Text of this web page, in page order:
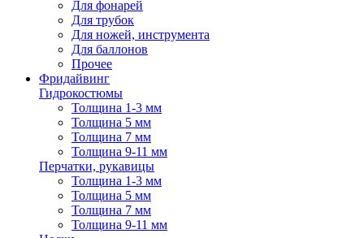
Для фонарей
Для трубок
Для ножей, инструмента
Для баллонов
Прочее
Фридайвинг
Гидрокостюмы
Толщина 1-3 мм
Толщина 5 мм
Толщина 7 мм
Толщина 9-11 мм
Перчатки, рукавицы
Толщина 1-3 мм
Толщина 5 мм
Толщина 7 мм
Толщина 9-11 мм